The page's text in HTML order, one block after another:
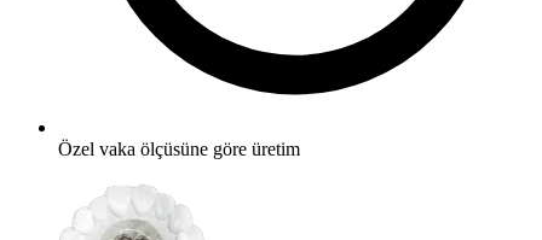
Özel vaka ölçüsüne göre üretim